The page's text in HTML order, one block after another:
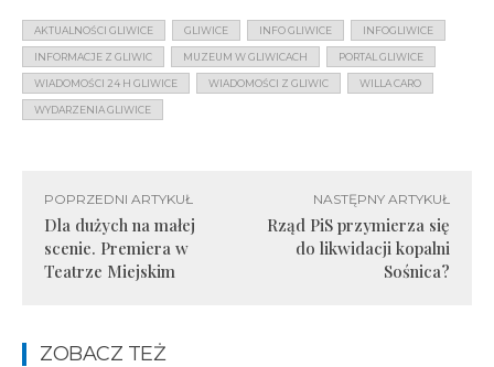
AKTUALNOŚCI GLIWICE GLIWICE INFO GLIWICE INFOGLIWICE
INFORMACJE Z GLIWIC MUZEUM W GLIWICACH PORTAL GLIWICE
WIADOMOŚCI 24 H GLIWICE WIADOMOŚCI Z GLIWIC WILLA CARO
WYDARZENIA GLIWICE
POPRZEDNI ARTYKUŁ
Dla dużych na małej
scenie. Premiera w
Teatrze Miejskim
NASTĘPNY ARTYKUŁ
Rząd PiS przymierza się
do likwidacji kopalni
Sośnica?
ZOBACZ TEŻ